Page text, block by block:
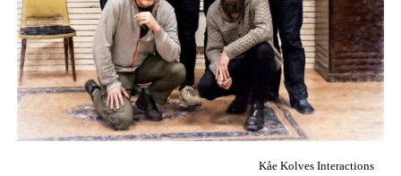
Kåe Kolves Interactions